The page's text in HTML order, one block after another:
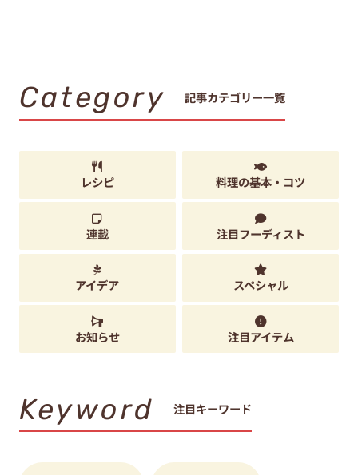
Category 記事カテゴリー一覧
レシピ 料理の基本・コツ
連載 注目フーディスト
アイデア スペシャル
お知らせ 注目アイテム
Keyword 注目キーワード